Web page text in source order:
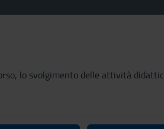
lo svolgimento delle attività